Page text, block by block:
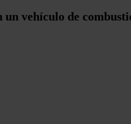
vehículo de